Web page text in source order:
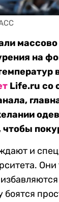
массово
на
Life.ru со
и